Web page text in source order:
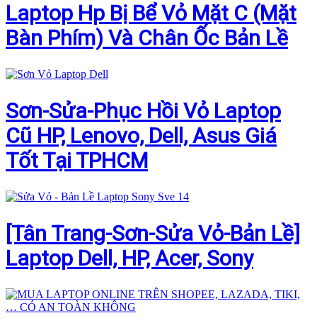
Laptop Hp Bị Bể Vỏ Mặt C (Mặt
Bàn Phím) Và Chân Ốc Bản Lề
Sơn-Sửa-Phục Hồi Vỏ Laptop
Cũ HP, Lenovo, Dell, Asus Giá
Tốt Tại TPHCM
[Tân Trang-Sơn-Sửa Vỏ-Bản Lề]
Laptop Dell, HP, Acer, Sony